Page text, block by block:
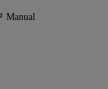
Manual